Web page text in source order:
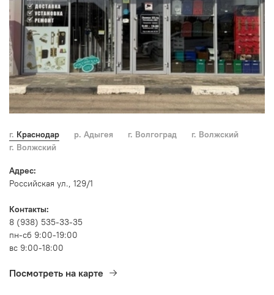
г. Краснодар р. Адыгея г. Волгоград
г. Волжский
г. Волжский
Адрес:
Российская ул., 129/1
Контакты:
8 (938) 535-33-35
пн-сб 9:00-19:00
вс 9:00-18:00
Посмотреть на карте